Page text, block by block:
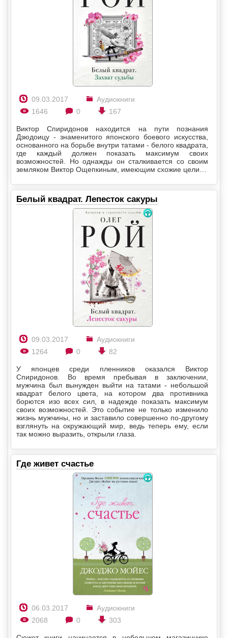
09.03.2017
Аудиокниги
1646
0 167
Виктор Спиридонов находится на пути познания
Дзюдоицу - знаменитого японского боевого искусства,
основанного на борьбе внутри татами - белого квадрата,
где каждый должен показать максимум своих
возможностей. Но однажды он сталкивается со своим
земляком Виктор Ощепкиным, имеющим схожие цели…
Белый квадрат. Лепесток сакуры
09.03.2017
Аудиокниги
1264
0 82
У японцев среди пленников оказался Виктор
Спиридонов. Во время пребывая в заключении,
мужчина был вынужден выйти на татами - небольшой
квадрат белого цвета, на котором два противника
борются изо всех сил, в надежде показать максимум
своих возможностей. Это событие не только изменило
жизнь мужчины, но и заставило совершенно по-другому
взглянуть на окружающий мир, ведь теперь ему, если
так можно выразить, открыли глаза.
Где живет счастье
06.03.2017
Аудиокниги
2068
0 303